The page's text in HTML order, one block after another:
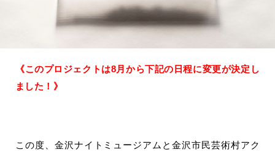
《このプロジェクトは8月から下記の日程に変更が決定し
ました！》
この度、金沢ナイトミュージアムと金沢市民芸術村アク